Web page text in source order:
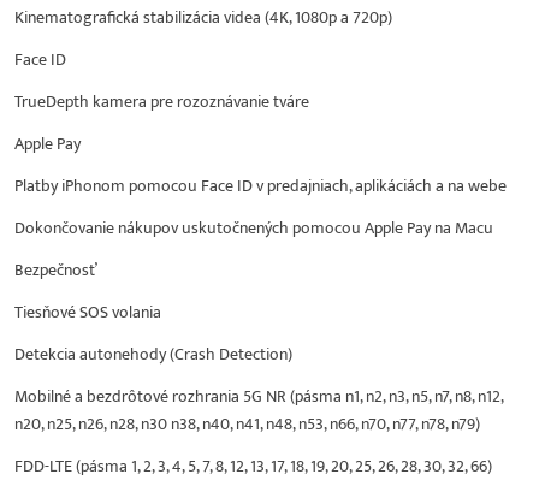
Kinematografická stabilizácia videa (4K, 1080p a 720p)
Face ID
TrueDepth kamera pre rozoznávanie tváre
Apple Pay
Platby iPhonom pomocou Face ID v predajniach, aplikáciách a na webe
Dokončovanie nákupov uskutočnených pomocou Apple Pay na Macu
Bezpečnosť
Tiesňové SOS volania
Detekcia autonehody (Crash Detection)
Mobilné a bezdrôtové rozhrania 5G NR (pásma n1, n2, n3, n5, n7, n8, n12,
n20, n25, n26, n28, n30 n38, n40, n41, n48, n53, n66, n70, n77, n78, n79)
FDD-LTE (pásma 1, 2, 3, 4, 5, 7, 8, 12, 13, 17, 18, 19, 20, 25, 26, 28, 30, 32, 66)